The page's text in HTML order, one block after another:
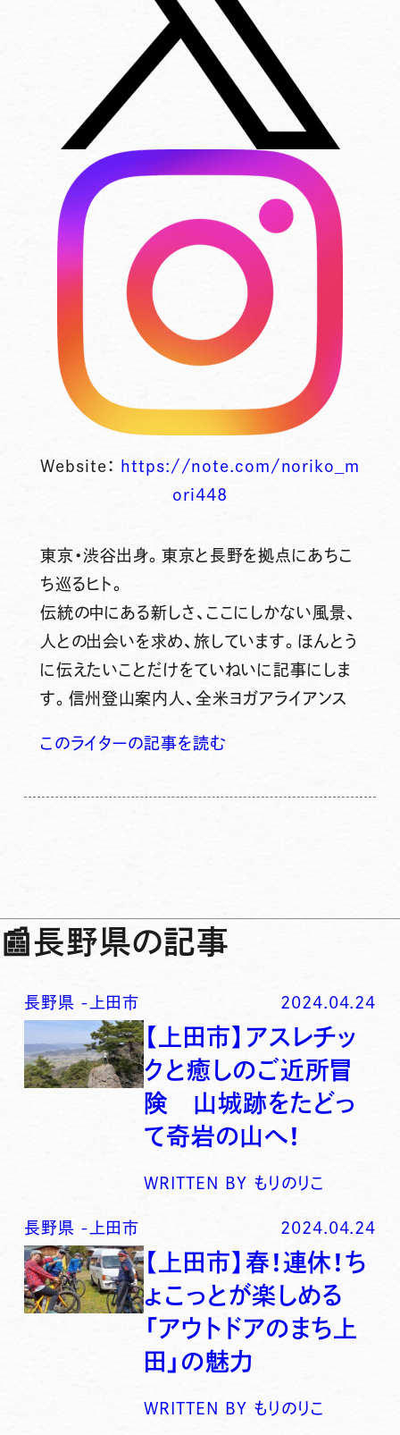
Website：
https://note.com/noriko_m
ori448
東京・渋谷出身。東京と長野を拠点にあちこ
ち巡るヒト。
伝統の中にある新しさ、ここにしかない風景、
人との出会いを求め、旅しています。ほんとう
に伝えたいことだけをていねいに記事にしま
す。信州登山案内人、全米ヨガアライアンス
このライターの記事を読む
📰長野県の記事
長野県 - 上田市 2024.04.24
【上田市】アスレチッ
クと癒しのご近所冒
険 山城跡をたどっ
て奇岩の山へ！
WRITTEN BY もりのりこ
長野県 - 上田市 2024.04.24
【上田市】春！連休！ち
ょこっとが楽しめる
「アウトドアのまち上
田」の魅力
WRITTEN BY もりのりこ